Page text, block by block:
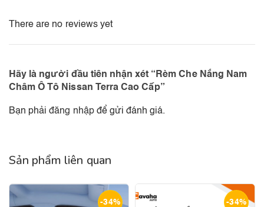
There are no reviews yet
Hãy là người đầu tiên nhận xét “Rèm Che Nắng Nam
Châm Ô Tô Nissan Terra Cao Cấp”
Bạn phảiđăng nhậpđể gửi đánh giá.
Sản phẩm liên quan
-34% -34%